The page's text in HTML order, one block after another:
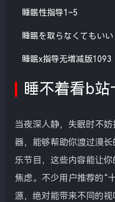
睡眠性指导1∽5
睡眠を取らなくてもいい
睡眠x指导无增减版1093
睡不着看b站
当夜深人静，失眠时不
器，能够帮助你渡过漫
乐节目，这些内容能让
焦虑。不少用户推荐的“
源，绝对能带来不同的视